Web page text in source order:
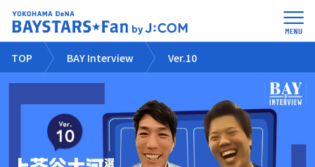
TOP BAY Interview Ver.10